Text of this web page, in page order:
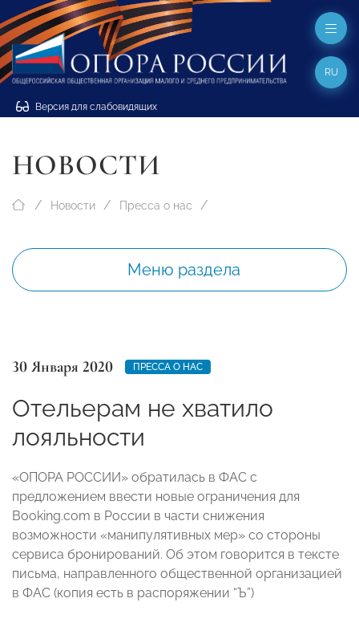
Версия для слабовидящих
RU
НОВОСТИ
Новости Пресса о нас
Меню раздела
30 Января 2020 ПРЕССА О НАС
Отельерам не хватило
лояльности
«ОПОРА РОССИИ» обратилась в ФАС с
предложением ввести новые ограничения для
Booking.com в России в части снижения
возможности «манипулятивных мер» со стороны
сервиса бронирований. Об этом говорится в тексте
письма, направленного общественной организацией
в ФАС (копия есть в распоряжении “Ъ”)